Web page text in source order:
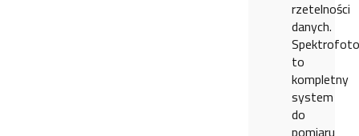
rzetelności
danych.
to
kompletny
system
do